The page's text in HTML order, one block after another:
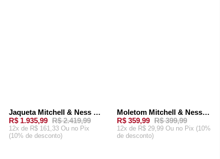
-20%
Jaqueta Mitchell & Ness Undeniable Full Zip Windbreaker Dallas Cowboys Azul Marinho
R$ 1.935,99 R$ 2.419,99
12x de R$ 161,33 Ou no Pix
(10% de desconto)
-10%Moletom Mitchell & Ness Toronto Raptors Vince Carter Cinza Mescla
R$ 359,99 R$ 399,99
12x de R$ 29,99 Ou no Pix (10%
de desconto)